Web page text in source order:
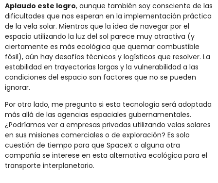
Aplaudo este logro, aunque también soy consciente de las
dificultades que nos esperan en la implementación práctica
de la vela solar. Mientras que la idea de navegar por el
espacio utilizando la luz del sol parece muy atractiva (y
ciertamente es más ecológica que quemar combustible
fósil), aún hay desafíos técnicos y logísticos que resolver. La
estabilidad en trayectorias largas y la vulnerabilidad a las
condiciones del espacio son factores que no se pueden
ignorar.
Por otro lado, me pregunto si esta tecnología será adoptada
más allá de las agencias espaciales gubernamentales.
¿Podríamos ver a empresas privadas utilizando velas solares
en sus misiones comerciales o de exploración? Es solo
cuestión de tiempo para que SpaceX o alguna otra
compañía se interese en esta alternativa ecológica para el
transporte interplanetario.